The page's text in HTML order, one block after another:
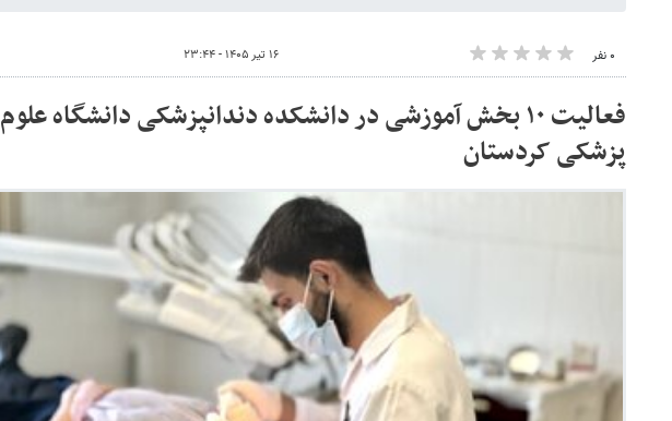
۰ نفر ۱۶ تیر ۱۴۰۵ - ۲۳:۴۴
فعالیت ۱۰ بخش آموزشی در دانشکده دندانپزشکی دانشگاه علوم
پزشکی کردستان